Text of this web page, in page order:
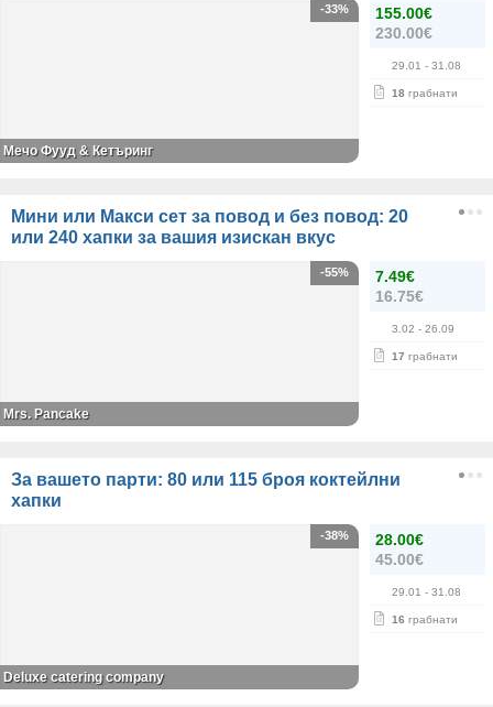
155.00€
230.00€
29.01 - 31.08
18 грабнати
-33%
Мечо Фууд & Кетъринг
Мини или Макси сет за повод и без повод: 20
или 240 хапки за вашия изискан вкус
7.49€
16.75€
3.02 - 26.09
17 грабнати
-55%
Mrs. Pancake
За вашето парти: 80 или 115 броя коктейлни
хапки
28.00€
45.00€
29.01 - 31.08
16 грабнати
-38%
Deluxe catering company